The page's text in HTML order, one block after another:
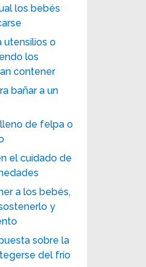
los bebés
utensilios o
los
contener
bañar a un
de felpa o
el cuidado de
a los bebés,
y
sobre la
del frío